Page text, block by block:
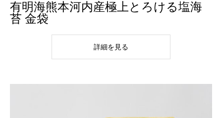
有明海熊本河内産極上とろける塩海
苔 金袋
詳細を見る